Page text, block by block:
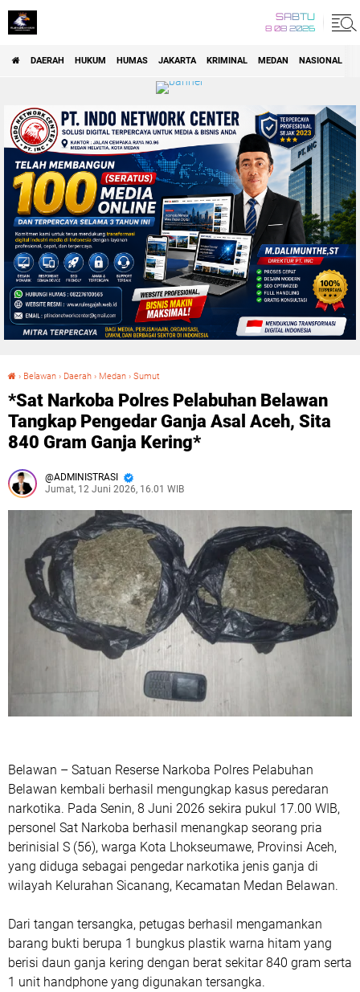
SABTU
8 08 2026
DAERAH HUKUM HUMAS JAKARTA KRIMINAL MEDAN NASIONAL
› Belawan › Daerah › Medan › Sumut
*Sat Narkoba Polres Pelabuhan Belawan
Tangkap Pengedar Ganja Asal Aceh, Sita
840 Gram Ganja Kering*
ADMINISTRASI
Jumat, 12 Juni 2026, 16.01 WIB
Belawan – Satuan Reserse Narkoba Polres Pelabuhan
Belawan kembali berhasil mengungkap kasus peredaran
narkotika. Pada Senin, 8 Juni 2026 sekira pukul 17.00 WIB,
personel Sat Narkoba berhasil menangkap seorang pria
berinisial S (56), warga Kota Lhokseumawe, Provinsi Aceh,
yang diduga sebagai pengedar narkotika jenis ganja di
wilayah Kelurahan Sicanang, Kecamatan Medan Belawan.
Dari tangan tersangka, petugas berhasil mengamankan
barang bukti berupa 1 bungkus plastik warna hitam yang
berisi daun ganja kering dengan berat sekitar 840 gram serta
1 unit handphone yang digunakan tersangka.